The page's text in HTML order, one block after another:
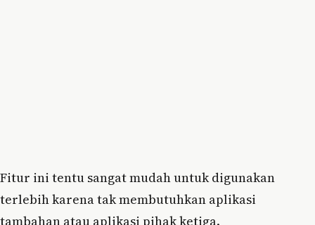
Fitur ini tentu sangat mudah untuk digunakan
terlebih karena tak membutuhkan aplikasi
tambahan atau aplikasi pihak ketiga.